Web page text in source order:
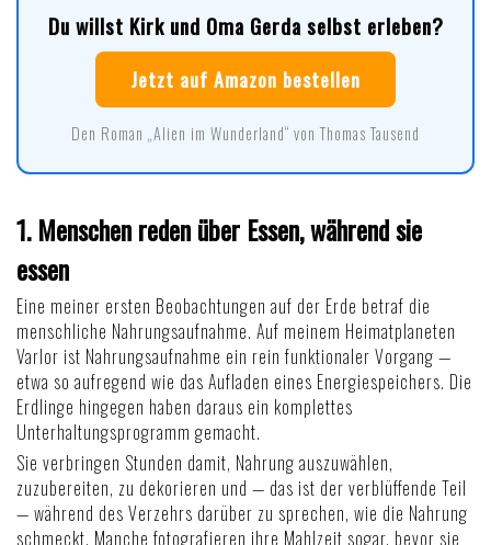
Du willst Kirk und Oma Gerda selbst erleben?
Jetzt auf Amazon bestellen
Den Roman „Alien im Wunderland“ von Thomas Tausend
1. Menschen reden über Essen, während sie
essen
Eine meiner ersten Beobachtungen auf der Erde betraf die
menschliche Nahrungsaufnahme. Auf meinem Heimatplaneten
Varlor ist Nahrungsaufnahme ein rein funktionaler Vorgang —
etwa so aufregend wie das Aufladen eines Energiespeichers. Die
Erdlinge hingegen haben daraus ein komplettes
Unterhaltungsprogramm gemacht.
Sie verbringen Stunden damit, Nahrung auszuwählen,
zuzubereiten, zu dekorieren und — das ist der verblüffende Teil
— während des Verzehrs darüber zu sprechen, wie die Nahrung
schmeckt. Manche fotografieren ihre Mahlzeit sogar, bevor sie